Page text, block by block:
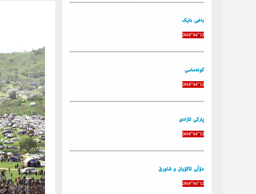
باخی دایك
2018-04-12
كونه‌ماسى
2018-04-12
پاركى ئازادى
2018-04-12
دۆڵى ئاكۆیان و شاورێ
2018-04-12